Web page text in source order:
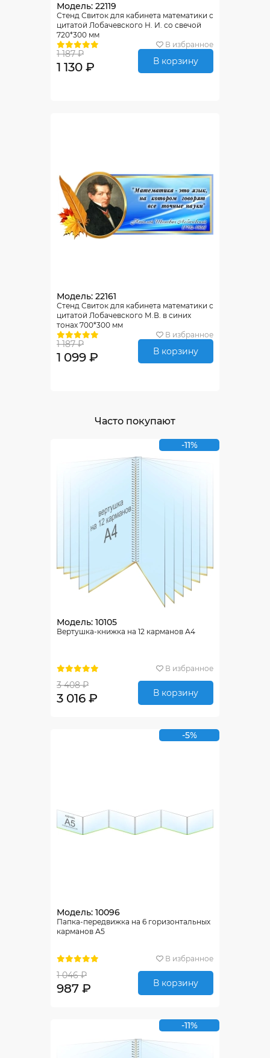
Модель: 22119
Стенд Свиток для кабинета математики с
цитатой Лобачевского Н. И. со свечой
720*300 мм
В избранное
1 187 ₽
1 130 ₽ В корзину
Модель: 22161
Стенд Свиток для кабинета математики с
цитатой Лобачевского М.В. в синих
тонах 700*300 мм
В избранное
1 187 ₽
1 099 ₽ В корзину
Часто покупают
-11%
Модель: 10105
Вертушка-книжка на 12 карманов А4
В избранное
3 408 ₽
3 016 ₽ В корзину
-5%
Модель: 10096
Папка-передвижка на 6 горизонтальных
карманов А5
В избранное
1 046 ₽
987 ₽ В корзину
-11%